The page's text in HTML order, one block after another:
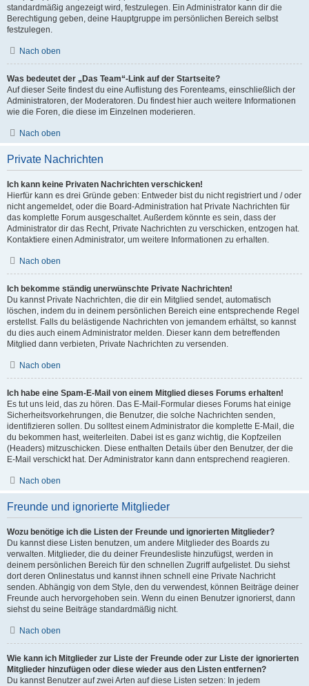
standardmäßig angezeigt wird, festzulegen. Ein Administrator kann dir die
Berechtigung geben, deine Hauptgruppe im persönlichen Bereich selbst
festzulegen.
Nach oben
Was bedeutet der „Das Team“-Link auf der Startseite?
Auf dieser Seite findest du eine Auflistung des Forenteams, einschließlich der
Administratoren, der Moderatoren. Du findest hier auch weitere Informationen
wie die Foren, die diese im Einzelnen moderieren.
Nach oben
Private Nachrichten
Ich kann keine Privaten Nachrichten verschicken!
Hierfür kann es drei Gründe geben: Entweder bist du nicht registriert und / oder
nicht angemeldet, oder die Board-Administration hat Private Nachrichten für
das komplette Forum ausgeschaltet. Außerdem könnte es sein, dass der
Administrator dir das Recht, Private Nachrichten zu verschicken, entzogen hat.
Kontaktiere einen Administrator, um weitere Informationen zu erhalten.
Nach oben
Ich bekomme ständig unerwünschte Private Nachrichten!
Du kannst Private Nachrichten, die dir ein Mitglied sendet, automatisch
löschen, indem du in deinem persönlichen Bereich eine entsprechende Regel
erstellst. Falls du belästigende Nachrichten von jemandem erhältst, so kannst
du dies auch einem Administrator melden. Dieser kann dem betreffenden
Mitglied dann verbieten, Private Nachrichten zu versenden.
Nach oben
Ich habe eine Spam-E-Mail von einem Mitglied dieses Forums erhalten!
Es tut uns leid, das zu hören. Das E-Mail-Formular dieses Forums hat einige
Sicherheitsvorkehrungen, die Benutzer, die solche Nachrichten senden,
identifizieren sollen. Du solltest einem Administrator die komplette E-Mail, die
du bekommen hast, weiterleiten. Dabei ist es ganz wichtig, die Kopfzeilen
(Headers) mitzuschicken. Diese enthalten Details über den Benutzer, der die
E-Mail verschickt hat. Der Administrator kann dann entsprechend reagieren.
Nach oben
Freunde und ignorierte Mitglieder
Wozu benötige ich die Listen der Freunde und ignorierten Mitglieder?
Du kannst diese Listen benutzen, um andere Mitglieder des Boards zu
verwalten. Mitglieder, die du deiner Freundesliste hinzufügst, werden in
deinem persönlichen Bereich für den schnellen Zugriff aufgelistet. Du siehst
dort deren Onlinestatus und kannst ihnen schnell eine Private Nachricht
senden. Abhängig von dem Style, den du verwendest, können Beiträge deiner
Freunde auch hervorgehoben sein. Wenn du einen Benutzer ignorierst, dann
siehst du seine Beiträge standardmäßig nicht.
Nach oben
Wie kann ich Mitglieder zur Liste der Freunde oder zur Liste der ignorierten
Mitglieder hinzufügen oder diese wieder aus den Listen entfernen?
Du kannst Benutzer auf zwei Arten auf diese Listen setzen: In jedem